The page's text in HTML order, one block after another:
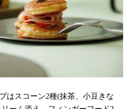
はスコーン2種(抹茶、小豆きな